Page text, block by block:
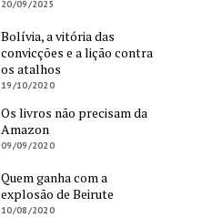
20/09/2025
Bolívia, a vitória das
convicções e a lição contra
os atalhos
19/10/2020
Os livros não precisam da
Amazon
09/09/2020
Quem ganha com a
explosão de Beirute
10/08/2020